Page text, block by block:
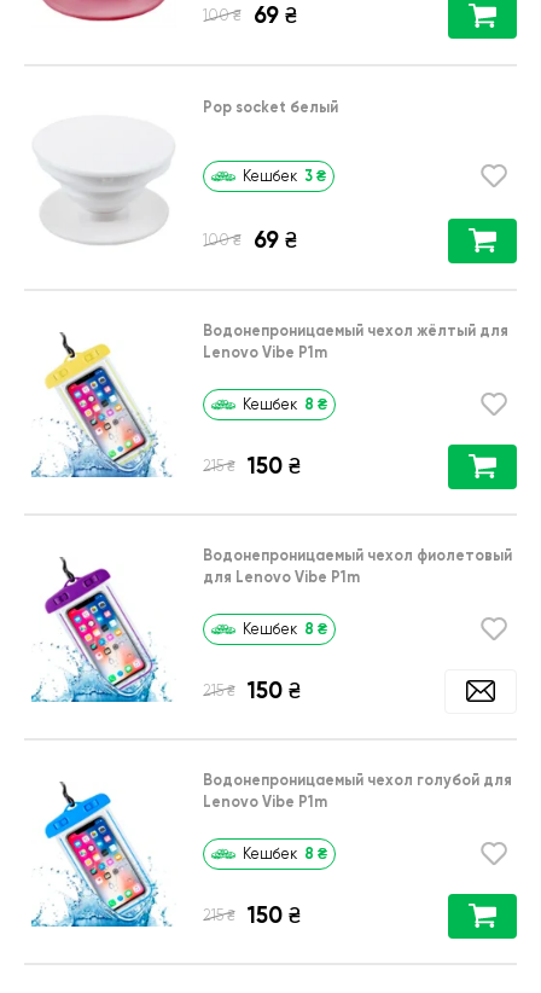
100 ₴ 69 ₴
Pop socket белый
Кешбек 3 ₴
100 ₴ 69 ₴
Водонепроницаемый чехол жёлтый для
Lenovo Vibe P1m
Кешбек 8 ₴
215 ₴ 150 ₴
Водонепроницаемый чехол фиолетовый
для Lenovo Vibe P1m
Кешбек 8 ₴
215 ₴ 150 ₴
Водонепроницаемый чехол голубой для
Lenovo Vibe P1m
Кешбек 8 ₴
215 ₴ 150 ₴